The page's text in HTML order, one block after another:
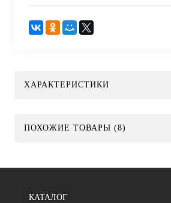
ХАРАКТЕРИСТИКИ
ПОХОЖИЕ ТОВАРЫ (8)
КАТАЛОГ